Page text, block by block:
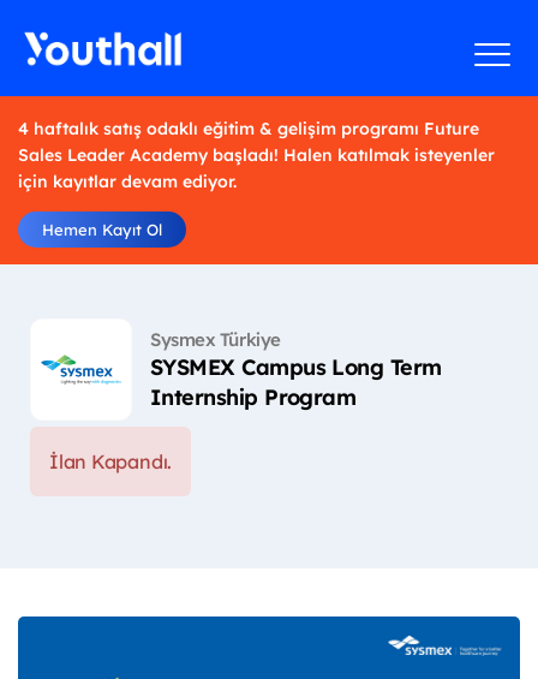
4 haftalık satış odaklı eğitim & gelişim programı Future
Sales Leader Academy başladı! Halen katılmak isteyenler
için kayıtlar devam ediyor.
Hemen Kayıt Ol
Sysmex Türkiye
SYSMEX Campus Long Term
Internship Program
İlan Kapandı.